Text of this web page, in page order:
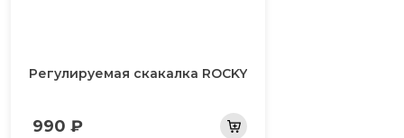
Регулируемая скакалка ROCKY
990 ₽